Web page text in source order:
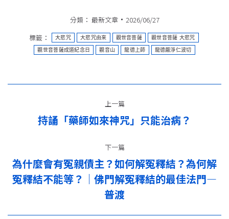
分類： 最新文章
2026/06/27
標籤：
大悲咒 大悲咒由來 觀世音菩薩 觀世音菩薩 大悲咒
觀世音菩薩成道紀念日 觀音山 龍德上師 龍德嚴淨仁波切
航
上一篇
上
篇：
持誦「藥師如來神咒」只能治病？
下一篇
下
一
為什麼會有冤親債主？如何解冤釋結？為何解
冤釋結不能等？｜佛門解冤釋結的最佳法門—
普渡